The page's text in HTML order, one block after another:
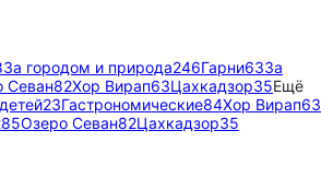
За городом и природа246Гарни63За
Севан82Хор Вирап63Цахкадзор35Ещё
23Гастрономические84Хор Вирап63
Озеро Севан82Цахкадзор35